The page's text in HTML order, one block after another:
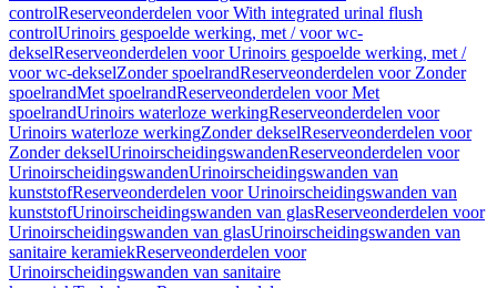
controlReserveonderdelen voor With integrated urinal flush
controlUrinoirs gespoelde werking, met / voor wc-
dekselReserveonderdelen voor Urinoirs gespoelde werking, met /
voor wc-dekselZonder spoelrandReserveonderdelen voor Zonder
spoelrandMet spoelrandReserveonderdelen voor Met
spoelrandUrinoirs waterloze werkingReserveonderdelen voor
Urinoirs waterloze werkingZonder dekselReserveonderdelen voor
Zonder dekselUrinoirscheidingswandenReserveonderdelen voor
UrinoirscheidingswandenUrinoirscheidingswanden van
kunststofReserveonderdelen voor Urinoirscheidingswanden van
kunststofUrinoirscheidingswanden van glasReserveonderdelen voor
Urinoirscheidingswanden van glasUrinoirscheidingswanden van
sanitaire keramiekReserveonderdelen voor
Urinoirscheidingswanden van sanitaire